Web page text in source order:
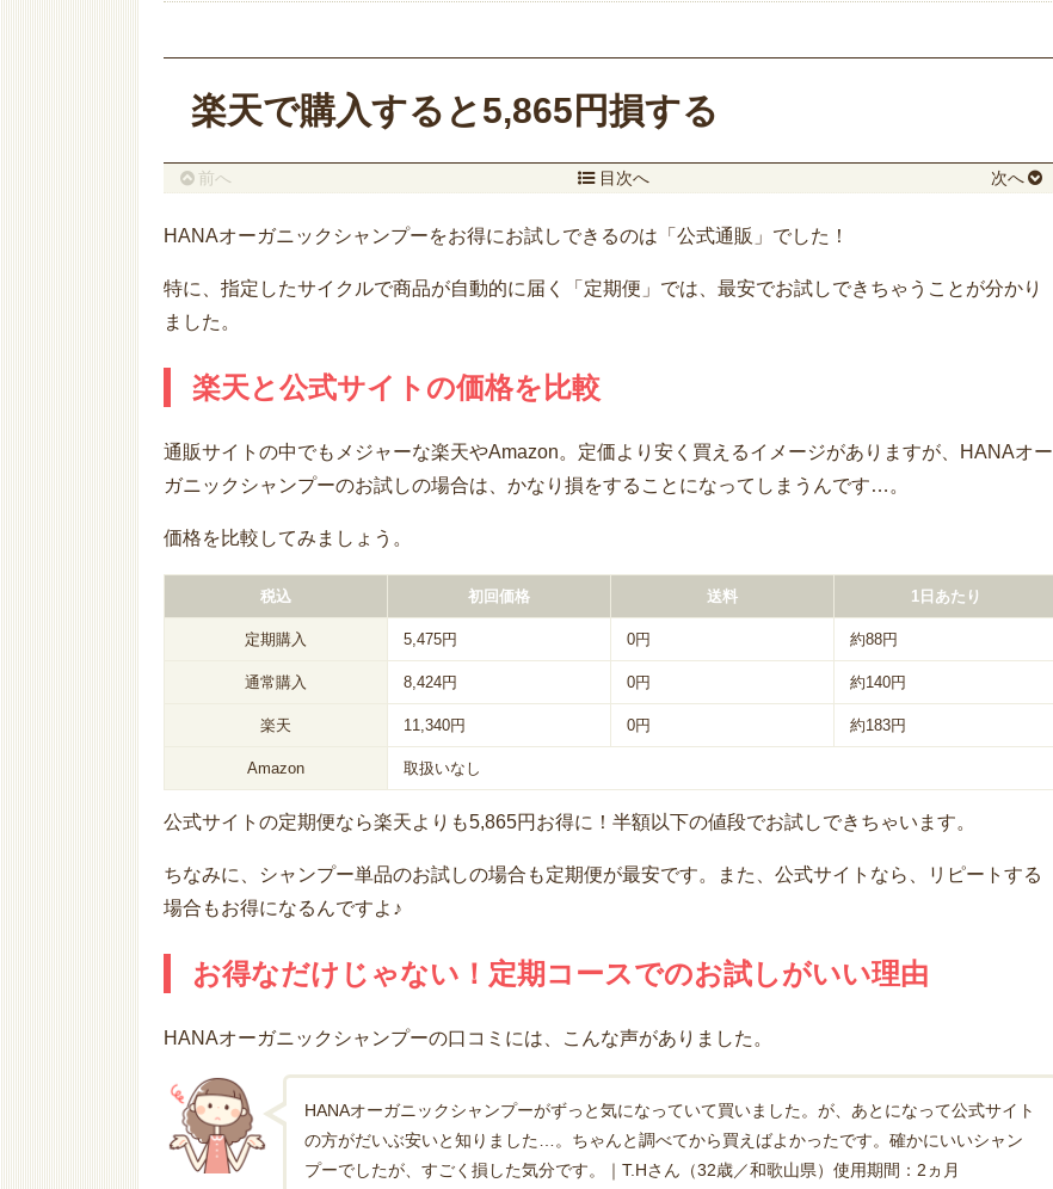
楽天で購入すると5,865円損する
前へ 目次へ 次へ
HANAオーガニックシャンプーをお得にお試しできるのは「公式通販」でした！
特に、指定したサイクルで商品が自動的に届く「定期便」では、最安でお試しできちゃうことが分かり
ました。
楽天と公式サイトの価格を比較
通販サイトの中でもメジャーな楽天やAmazon。定価より安く買えるイメージがありますが、HANAオー
ガニックシャンプーのお試しの場合は、かなり損をすることになってしまうんです…。
価格を比較してみましょう。
税込 初回価格 送料 1日あたり
定期購入 5,475円 0円 約88円
通常購入 8,424円 0円 約140円
楽天 11,340円 0円 約183円
Amazon 取扱いなし
公式サイトの定期便なら楽天よりも5,865円お得に！半額以下の値段でお試しできちゃいます。
ちなみに、シャンプー単品のお試しの場合も定期便が最安です。また、公式サイトなら、リピートする
場合もお得になるんですよ♪
お得なだけじゃない！定期コースでのお試しがいい理由
HANAオーガニックシャンプーの口コミには、こんな声がありました。
HANAオーガニックシャンプーがずっと気になっていて買いました。が、あとになって公式サイト
の方がだいぶ安いと知りました…。ちゃんと調べてから買えばよかったです。確かにいいシャン
プーでしたが、すごく損した気分です。｜T.Hさん（32歳／和歌山県）使用期間：2ヵ月